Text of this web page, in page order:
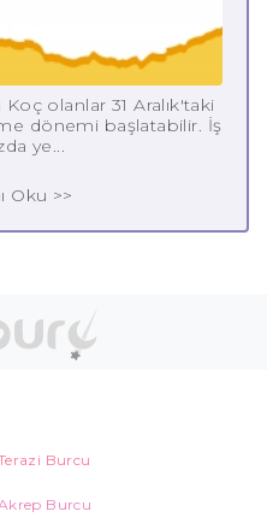
olanlar 31 Aralık'taki
dönemi başlatabilir. İş
ye...
Oku >>
Burcu
Burcu